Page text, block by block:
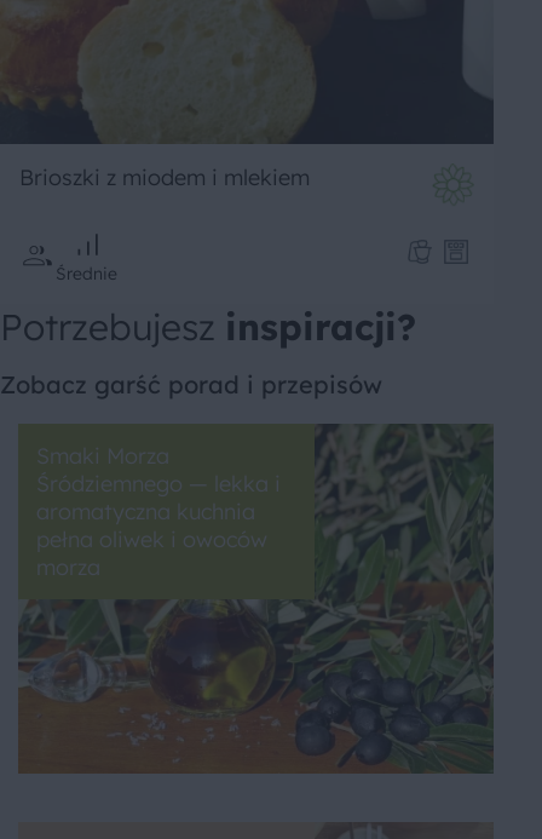
Brioszki z miodem i mlekiem
Średnie
Potrzebujesz inspiracji?
Zobacz garść porad i przepisów
Smaki Morza
Śródziemnego — lekka i
aromatyczna kuchnia
pełna oliwek i owoców
morza